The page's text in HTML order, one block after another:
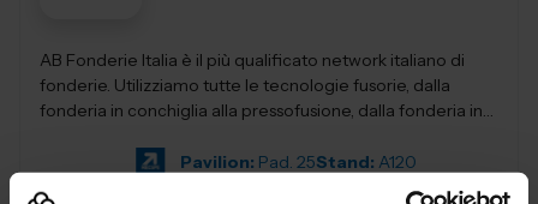
AB Fonderie Italia è il più qualificato network italiano di
fonderie. Utilizziamo tutte le tecnologie fusorie, dalla
fonderia in conchiglia alla pressofusione, dalla fonderia in
Pavilion: Pad. 25Stand: A120